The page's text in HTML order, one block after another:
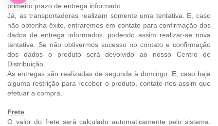
primeiro prazo de entrega informado.
Já, as transportadoras realizam somente uma tentativa. E, caso
não obtenha êxito, entraremos em contato para confirmação dos
dados de entrega informados, podendo assim realizar-se nova
tentativa. Se não obtivermos sucesso no contato e confirmação
dos dados o produto será devolvido ao nosso Centro de
Distribuição.
As entregas são realizadas de segunda à domingo. E, caso haja
alguma restrição para receber o produto, contate-nos assim que
efetuar a compra.
Frete
O valor do frete será calculado automaticamente pelo sistema.